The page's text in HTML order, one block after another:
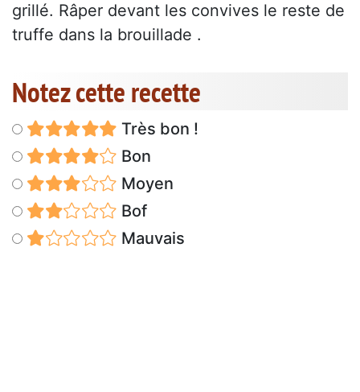
grillé. Râper devant les convives le reste de
truffe dans la brouillade .
Notez cette recette
Très bon !
Bon
Moyen
Bof
Mauvais